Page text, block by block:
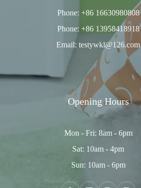
Phone: +86 16630980808
Phone: +86 13958418918
Email: testywkl@126.com
Opening Hours
Mon - Fri: 8am - 6pm
Sat: 10am - 4pm
Sun: 10am - 6pm